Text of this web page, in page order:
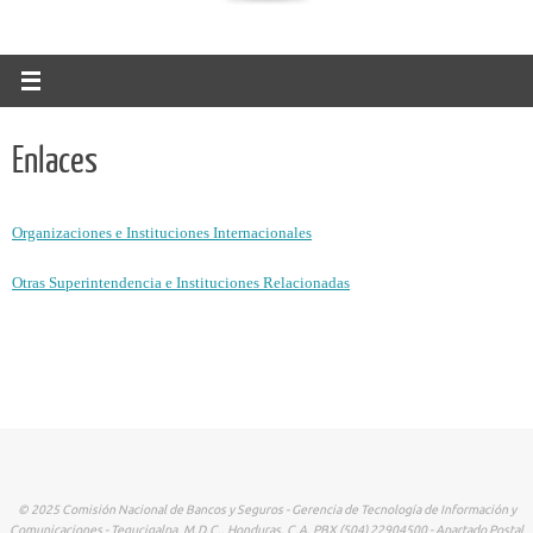
Enlaces
Organizaciones e Instituciones Internacionales
Otras Superintendencia e Instituciones Relacionadas
© 2025 Comisión Nacional de Bancos y Seguros - Gerencia de Tecnología de Información y
Comunicaciones - Tegucigalpa, M.D.C., Honduras, C.A. PBX (504) 22904500 - Apartado Postal